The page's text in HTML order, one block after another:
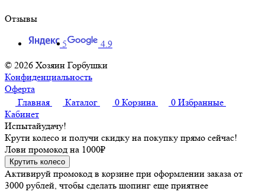
Отзывы
5
4.9
© 2026 Хозяин Горбушки
Конфиденциальность
Оферта
Главная
Каталог 0 Корзина 0 Избранные
Кабинет
Испытайудачу!
Крути колесо и получи скидку на покупку прямо сейчас!
Лови промокод на 1000₽
Крутить колесо
Активируй промокод в корзине при оформлении заказа от
3000 рублей, чтобы сделать шопинг еще приятнее